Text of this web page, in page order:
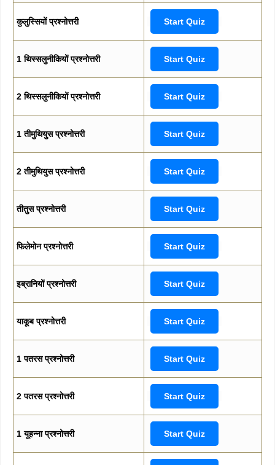
कुलुस्सियों प्रश्नोत्तरी Start Quiz
1 थिस्सलुनीकियों प्रश्नोत्तरी Start Quiz
2 थिस्सलुनीकियों प्रश्नोत्तरी Start Quiz
1 तीमुथियुस प्रश्नोत्तरी Start Quiz
2 तीमुथियुस प्रश्नोत्तरी Start Quiz
तीतुस प्रश्नोत्तरी Start Quiz
फिलेमोन प्रश्नोत्तरी Start Quiz
इब्रानियों प्रश्नोत्तरी Start Quiz
याकूब प्रश्नोत्तरी Start Quiz
1 पतरस प्रश्नोत्तरी Start Quiz
2 पतरस प्रश्नोत्तरी Start Quiz
1 यूहन्ना प्रश्नोत्तरी Start Quiz